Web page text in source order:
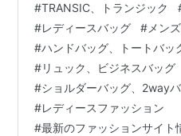
でご安心してお楽しみくだ
入りの商品が有れば、その
ますので、どうぞご利用く
ジネスバッグ。PC収納、ポ
ネス仕様のブリーフケース
く女性に向けてセレクトす
#TRANSIC、トランジック
#レディースバッグ # メン
#ハンドバッグ、トートバッ
#リュック、ビジネスバッグ
#ショルダーバッグ、2way
#レディースファッション
#最新のファッションサイト